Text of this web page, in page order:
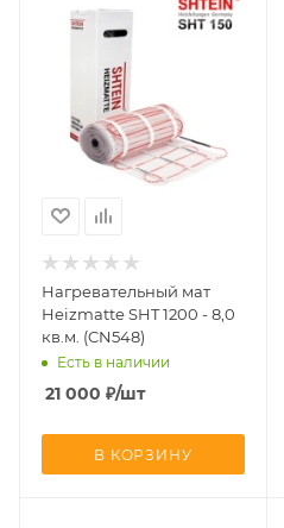
Нагревательный мат
Heizmatte SHT 1200 - 8,0
кв.м. (CN548)
Есть в наличии
21 000 ₽/шт
В КОРЗИНУ